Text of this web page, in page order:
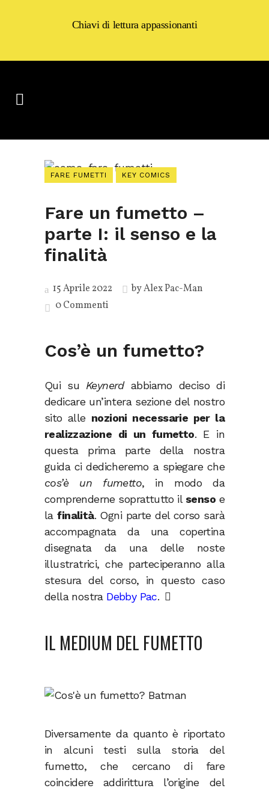
Chiavi di lettura appassionanti
FARE FUMETTI KEY COMICS
Fare un fumetto –
parte I: il senso e la
finalità
15 Aprile 2022 byAlex Pac-Man
0 Commenti
Cos’è un fumetto?
Qui su Keynerdabbiamo deciso di
dedicare un’intera sezione del nostro
sito alle nozioni necessarie per la
realizzazione di un fumetto. E in
questa prima parte della nostra
guida ci dedicheremo a spiegare che
cos’è un fumetto, in modo da
comprenderne soprattutto il sensoe
lafinalità. Ogni parte del corso sarà
accompagnata da una copertina
disegnata da una delle noste
illustratrici, che parteciperanno alla
stesura del corso, in questo caso
della nostra Debby Pac.
IL MEDIUM DEL FUMETTO
Diversamente da quanto è riportato
in alcuni testi sulla storia del
fumetto, che cercano di fare
coincidere addirittura l’origine del